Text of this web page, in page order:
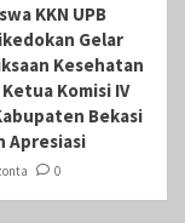
KKN UPB
Gelar
Kesehatan
Komisi IV
Bekasi
Apresiasi
0